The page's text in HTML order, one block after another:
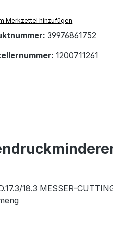
Merkzettel hinzufügen
39976861752
1200711261
18.3 MESSER-